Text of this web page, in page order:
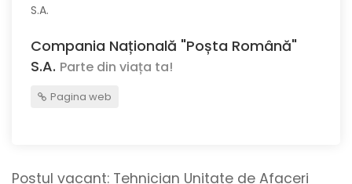
Compania Națională "Poșta Română"
S.A. Parte din viața ta!
Pagina web
Postul vacant: Tehnician Unitate de Afaceri